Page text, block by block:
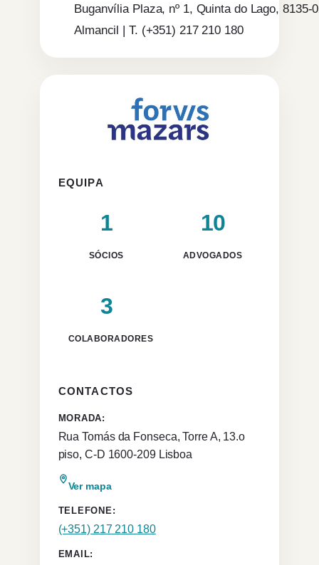
Buganvília Plaza, nº 1, Quinta do Lago, 8135-
Almancil | T. (+351) 217 210 180
EQUIPA
1
SÓCIOS
10
ADVOGADOS
3
COLABORADORES
CONTACTOS
MORADA:
Rua Tomás da Fonseca, Torre A, 13.o
piso, C-D 1600-209 Lisboa
Ver mapa
TELEFONE:
(+351) 217 210 180
EMAIL: